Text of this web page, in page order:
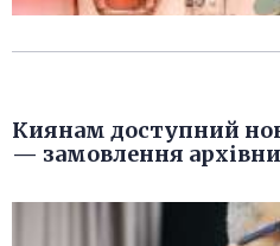
Киянам доступний
— замовлення